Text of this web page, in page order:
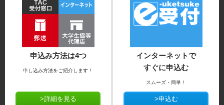
申込み方法は4つ
申し込み方法をご紹介します！
>詳細を見る
インターネットで
すぐに申込む
スムーズ・簡単！
>申込む